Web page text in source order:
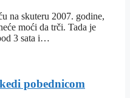
na skuteru 2007. godine,
moći da trči. Tada je
3 sata i…
pobednicom